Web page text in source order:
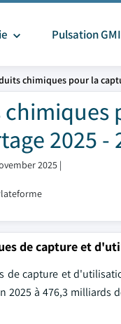
Pulsation GMI
chimiques pour la
2025 -
2025 |
de capture et
capture et
à 476,3 milliards